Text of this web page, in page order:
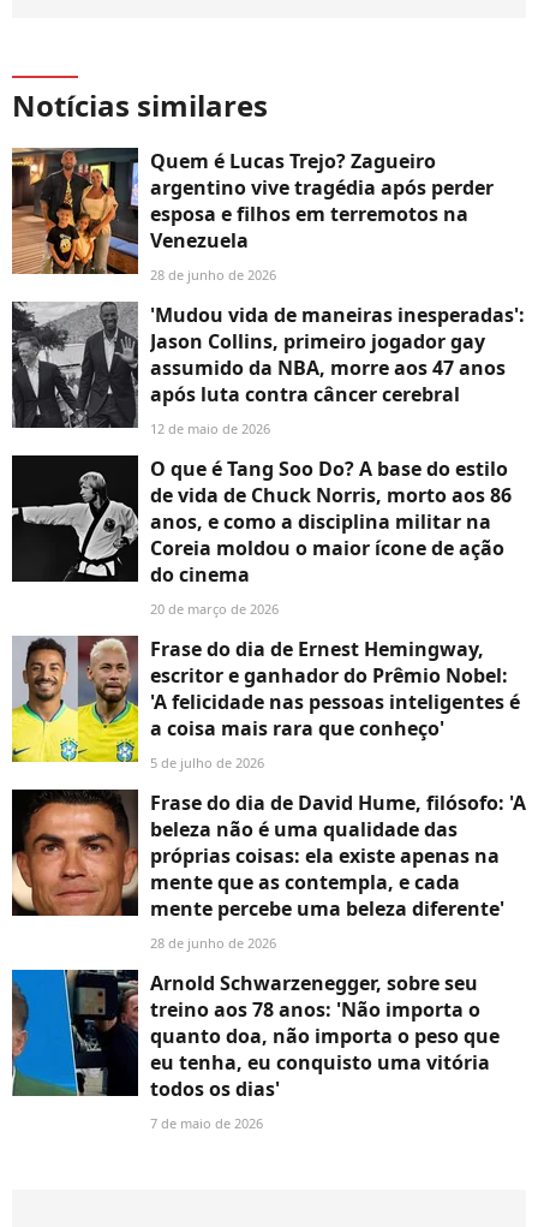
Notícias similares
Quem é Lucas Trejo? Zagueiro
argentino vive tragédia após perder
esposa e filhos em terremotos na
Venezuela
28 de junho de 2026
'Mudou vida de maneiras inesperadas':
Jason Collins, primeiro jogador gay
assumido da NBA, morre aos 47 anos
após luta contra câncer cerebral
12 de maio de 2026
O que é Tang Soo Do? A base do estilo
de vida de Chuck Norris, morto aos 86
anos, e como a disciplina militar na
Coreia moldou o maior ícone de ação
do cinema
20 de março de 2026
Frase do dia de Ernest Hemingway,
escritor e ganhador do Prêmio Nobel:
'A felicidade nas pessoas inteligentes é
a coisa mais rara que conheço'
5 de julho de 2026
Frase do dia de David Hume, filósofo: 'A
beleza não é uma qualidade das
próprias coisas: ela existe apenas na
mente que as contempla, e cada
mente percebe uma beleza diferente'
28 de junho de 2026
Arnold Schwarzenegger, sobre seu
treino aos 78 anos: 'Não importa o
quanto doa, não importa o peso que
eu tenha, eu conquisto uma vitória
todos os dias'
7 de maio de 2026